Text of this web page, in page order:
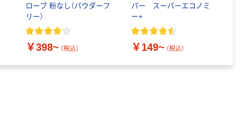
ローブ 粉なし（パウダーフ
リー）
￥398~ （税込）
パー スーパーエコノミ
ー+
￥149~ （税込）